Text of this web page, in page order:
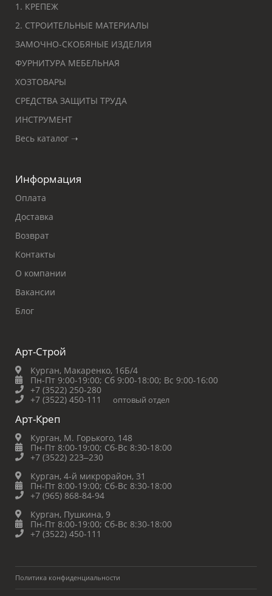
1. КРЕПЕЖ
2. СТРОИТЕЛЬНЫЕ МАТЕРИАЛЫ
ЗАМОЧНО-СКОБЯНЫЕ ИЗДЕЛИЯ
ФУРНИТУРА МЕБЕЛЬНАЯ
ХОЗТОВАРЫ
СРЕДСТВА ЗАЩИТЫ ТРУДА
ИНСТРУМЕНТ
Весь каталог ➝
Информация
Оплата
Доставка
Возврат
Контакты
О компании
Вакансии
Блог
Арт-Строй
Курган, Макаренко, 16Б/4
Пн-Пт 9:00-19:00; Сб 9:00-18:00; Вс 9:00-16:00
+7 (3522) 250-280
+7 (3522) 450-111
оптовый отдел
Арт-Креп
Курган, М. Горького, 148
Пн-Пт 8:00-19:00; Сб-Вс 8:30-18:00
+7 (3522) 223‒230
Курган, 4-й микрорайон, 31
Пн-Пт 8:00-19:00; Сб-Вс 8:30-18:00
+7 (965) 868-84-94
Курган, Пушкина, 9
Пн-Пт 8:00-19:00; Сб-Вс 8:30-18:00
+7 (3522) 450-111
Политика конфиденциальности